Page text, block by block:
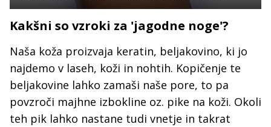
Kakšni so vzroki za 'jagodne noge'?
Naša koža proizvaja keratin, beljakovino, ki jo
najdemo v laseh, koži in nohtih. Kopičenje te
beljakovine lahko zamaši naše pore, to pa
povzroči majhne izbokline oz. pike na koži. Okoli
teh pik lahko nastane tudi vnetje in takrat